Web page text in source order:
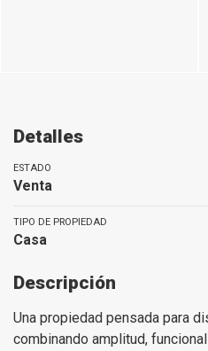
Detalles
ESTADO
Venta
TIPO DE PROPIEDAD
Casa
Descripción
Una propiedad pensada para
combinando amplitud,